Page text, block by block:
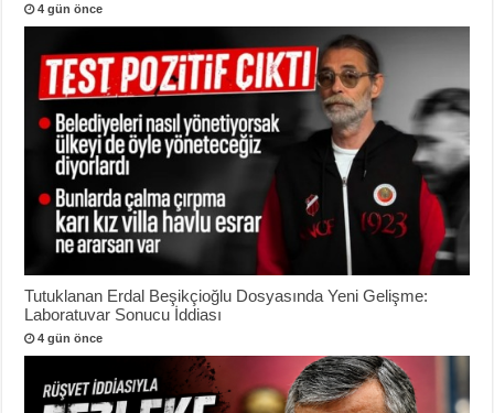
4 gün önce
Tutuklanan Erdal Beşikçioğlu Dosyasında Yeni Gelişme:
Laboratuvar Sonucu İddiası
4 gün önce